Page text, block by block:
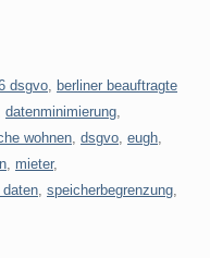
dsgvo
berliner beauftragte
datenminimierung
wohnen dsgvo eugh
mieter,
daten speicherbegrenzung